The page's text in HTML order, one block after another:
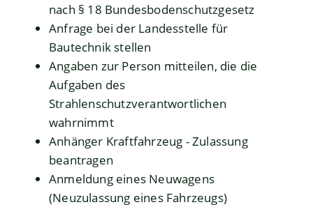
nach § 18 Bundesbodenschutzgesetz
Anfrage bei der Landesstelle für
Bautechnik stellen
Angaben zur Person mitteilen, die die
Aufgaben des
Strahlenschutzverantwortlichen
wahrnimmt
Anhänger Kraftfahrzeug - Zulassung
beantragen
Anmeldung eines Neuwagens
(Neuzulassung eines Fahrzeugs)